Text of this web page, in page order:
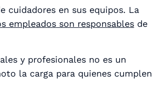
cuidadores en sus equipos. La
empleados son responsables de
y profesionales no es un
la carga para quienes cumplen